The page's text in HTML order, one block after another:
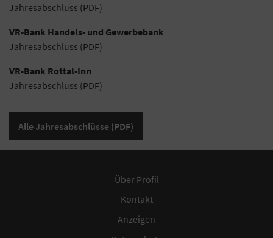
Jahresabschluss (PDF)
VR-Bank Handels- und Gewerbebank
Jahresabschluss (PDF)
VR-Bank Rottal-Inn
Jahresabschluss (PDF)
Alle Jahresabschlüsse (PDF)
Über Profil
Kontakt
Anzeigen